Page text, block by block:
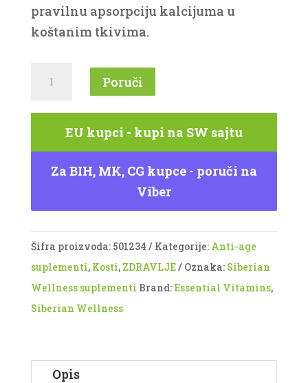
pravilnu apsorpciju kalcijuma u
koštanim tkivima.
Siberian
Wellness
količina
Poruči
EU kupci - kupi na SW sajtu
Za BIH, MK, CG kupce - poruči na
Viber
Šifra proizvoda: 501234 Kategorije: Anti-age
suplementi, Kosti, ZDRAVLJE Oznaka: Siberian
Wellness suplementi Brand: Essential Vitamins,
Siberian Wellness
Opis